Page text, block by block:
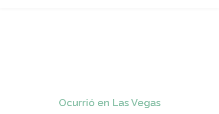
Ocurrió en Las Vegas